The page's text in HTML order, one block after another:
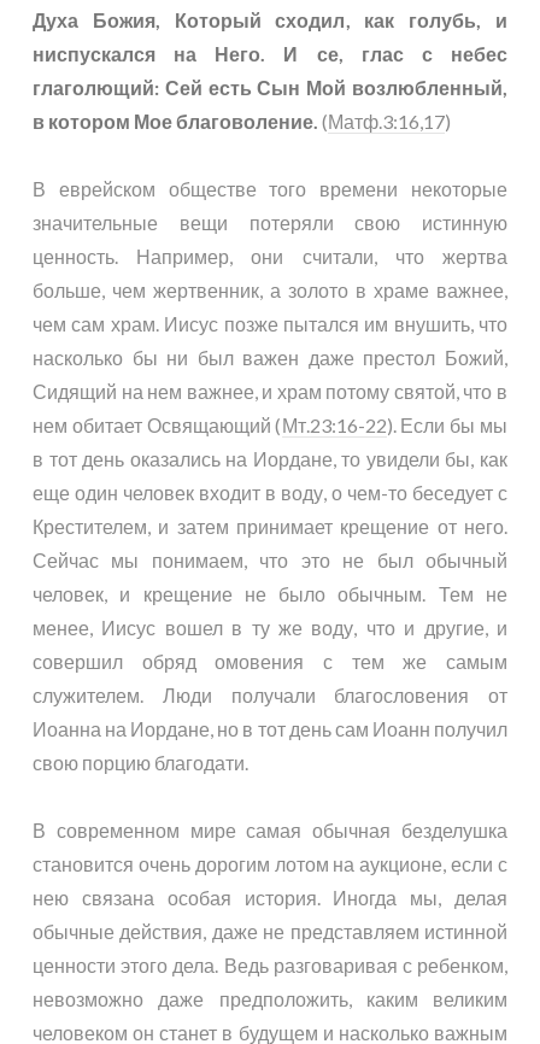
Духа Божия, Который сходил, как голубь, и
ниспускался на Него. И се, глас с небес
глаголющий: Сей есть Сын Мой возлюбленный,
в котором Мое благоволение. (Матф.3:16,17)
В еврейском обществе того времени некоторые
значительные вещи потеряли свою истинную
ценность. Например, они считали, что жертва
больше, чем жертвенник, а золото в храме важнее,
чем сам храм. Иисус позже пытался им внушить, что
насколько бы ни был важен даже престол Божий,
Сидящий на нем важнее, и храм потому святой, что в
нем обитает Освящающий (Мт.23:16-22). Если бы мы
в тот день оказались на Иордане, то увидели бы, как
еще один человек входит в воду, о чем-то беседует с
Крестителем, и затем принимает крещение от него.
Сейчас мы понимаем, что это не был обычный
человек, и крещение не было обычным. Тем не
менее, Иисус вошел в ту же воду, что и другие, и
совершил обряд омовения с тем же самым
служителем. Люди получали благословения от
Иоанна на Иордане, но в тот день сам Иоанн получил
свою порцию благодати.
В современном мире самая обычная безделушка
становится очень дорогим лотом на аукционе, если с
нею связана особая история. Иногда мы, делая
обычные действия, даже не представляем истинной
ценности этого дела. Ведь разговаривая с ребенком,
невозможно даже предположить, каким великим
человеком он станет в будущем и насколько важным